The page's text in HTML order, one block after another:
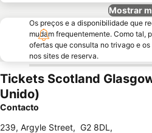
Mostrar
Os preços e a disponibilidade que
mudam frequentemente. Como tal,
ofertas que consulta no trivago e
nos sites de reserva.
Tickets Scotland
Unido)
Contacto
239, Argyle Street, G2 8DL ,